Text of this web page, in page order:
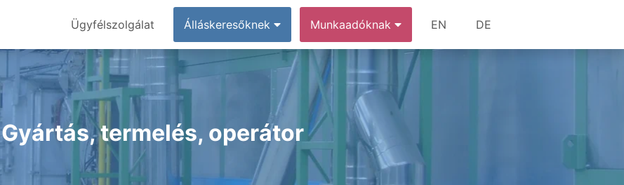
Ügyfélszolgálat Álláskeresőknek Munkaadóknak EN DE
Gyártás, termelés, operátor